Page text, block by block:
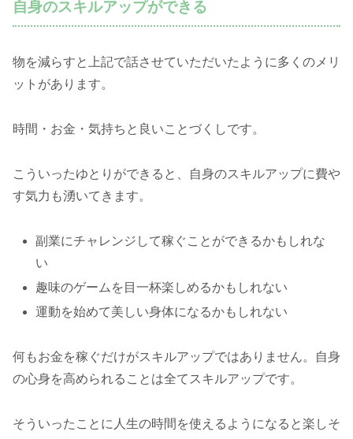
自身のスキルアップができる
物を減らすと上記で話させていただいたように多くのメリ
ットがあります。
時間・お金・気持ちと良いことづくしです。
こういったゆとりができると、自身のスキルアップに費や
す気力も湧いてきます。
副業にチャレンジして稼ぐことができるかもしれな
い
趣味のゲームを目一杯楽しめるかもしれない
運動を始めて美しい身体になるかもしれない
何もお金を稼ぐだけがスキルアップではありません。自身
の心身を高められることは全てスキルアップです。
そういったことに人生の時間を使えるようになると楽しそ